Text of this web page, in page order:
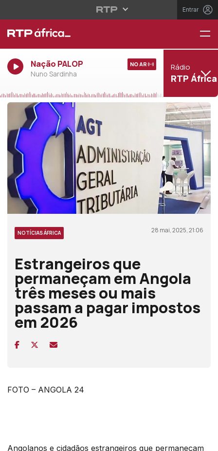
Entrar
Nação PALOP
Nuno Sardinha
NO AR Rádio
RTP África
NOTÍCIAS ÁFRICA 28 mai, 2025, 21:06
Estrangeiros que
permaneçam em Angola
três meses ou mais
passam a pagar impostos
em 2026
FOTO – ANGOLA 24
Angolanos e cidadãos estrangeiros que permaneçam